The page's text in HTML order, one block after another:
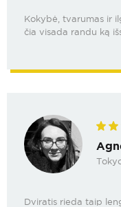
Kokybė, tvarumas ir
čia visada randu ką
Dviratis rieda taip